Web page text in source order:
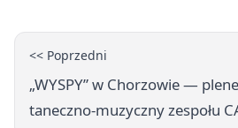
<< Poprzedni
„WYSPY” w Chorzowie —
taneczno-muzyczny zespołu